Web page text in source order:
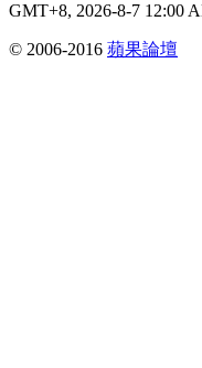
GMT+8, 2026-8-7 12:00
© 2006-2016 蘋果論壇